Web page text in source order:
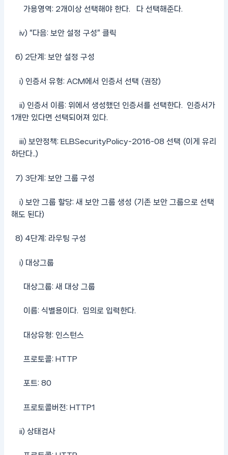
가용영역: 2개이상 선택해야 한다. 다 선택해준다.
iv) “다음: 보안 설정 구성” 클릭
6) 2단계: 보안 설정 구성
i) 인증서 유형: ACM에서 인증서 선택 (권장)
ii) 인증서 이름: 위에서 생성했던 인증서를 선택한다. 인증서가
1개만 있다면 선택되어져 있다.
iii) 보안정책: ELBSecurityPolicy-2016-08 선택 (이게 유리
하단다..)
7) 3단계: 보안 그룹 구성
i) 보안 그룹 할당: 새 보안 그룹 생성 (기존 보안 그룹으로 선택
해도 된다)
8) 4단계: 라우팅 구성
i) 대상그룹
대상그룹: 새 대상 그룹
이름: 식별용이다. 임의로 입력한다.
대상유형: 인스턴스
프로토콜: HTTP
포트: 80
프로토콜버전: HTTP1
ii) 상태검사